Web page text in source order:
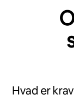
Hvad er